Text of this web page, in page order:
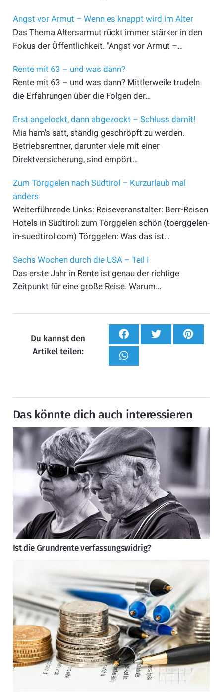
Angst vor Armut – Wenn es knappt wird im Alter
Das Thema Altersarmut rückt immer stärker in den
Fokus der Öffentlichkeit. "Angst vor Armut –…
Rente mit 63 – und was dann?
Rente mit 63 – und was dann? Mittlerweile trudeln
die Erfahrungen über die Folgen der…
Erst angelockt, dann abgezockt – Schluss damit!
Mia ham's satt, ständig geschröpft zu werden.
Betriebsrentner, darunter viele mit einer
Direktversicherung, sind empört…
Zum Törggelen nach Südtirol – Kurzurlaub mal
anders
Weiterführende Links: Reiseveranstalter: Berr-Reisen
Hotels in Südtirol: zum Törggelen schön (toerggelen-
in-suedtirol.com) Törggelen: Was das ist…
Sechs Wochen durch die USA – Teil I
Das erste Jahr in Rente ist genau der richtige
Zeitpunkt für eine große Reise. Warum…
Du kannst den
Artikel teilen:
Das könnte dich auch interessieren
Ist die Grundrente verfassungswidrig?